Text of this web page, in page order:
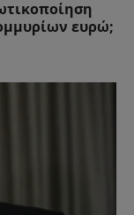
ευρώ;